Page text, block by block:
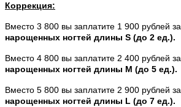
Коррекция:
Вместо 3 800 вы заплатите 1 900 рублей за
нарощенных ногтей длины S (до 2 ед.).
Вместо 4 800 вы заплатите 2 400 рублей за
нарощенных ногтей длины M (до 5 ед.).
Вместо 5 800 вы заплатите 2 900 рублей за
нарощенных ногтей длины L (до 7 ед.).